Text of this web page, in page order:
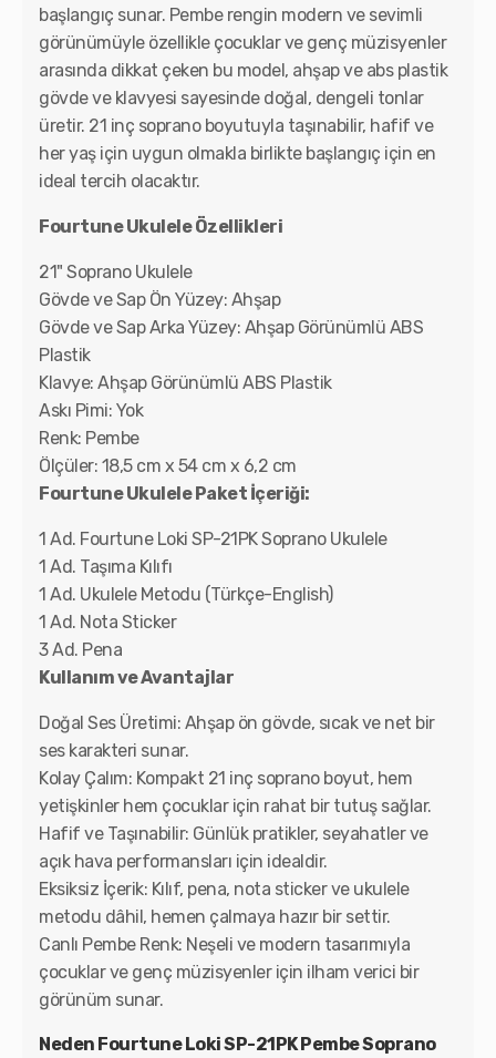
başlangıç sunar. Pembe rengin modern ve sevimli
görünümüyle özellikle çocuklar ve genç müzisyenler
arasında dikkat çeken bu model, ahşap ve abs plastik
gövde ve klavyesi sayesinde doğal, dengeli tonlar
üretir. 21 inç soprano boyutuyla taşınabilir, hafif ve
her yaş için uygun olmakla birlikte başlangıç için en
ideal tercih olacaktır.
Fourtune Ukulele Özellikleri
21" Soprano Ukulele
Gövde ve Sap Ön Yüzey: Ahşap
Gövde ve Sap Arka Yüzey: Ahşap Görünümlü ABS
Plastik
Klavye: Ahşap Görünümlü ABS Plastik
Askı Pimi: Yok
Renk: Pembe
Ölçüler: 18,5 cm x 54 cm x 6,2 cm
Fourtune Ukulele Paket İçeriği:
1 Ad. Fourtune Loki SP-21PK Soprano Ukulele
1 Ad. Taşıma Kılıfı
1 Ad. Ukulele Metodu (Türkçe-English)
1 Ad. Nota Sticker
3 Ad. Pena
Kullanım ve Avantajlar
Doğal Ses Üretimi: Ahşap ön gövde, sıcak ve net bir
ses karakteri sunar.
Kolay Çalım: Kompakt 21 inç soprano boyut, hem
yetişkinler hem çocuklar için rahat bir tutuş sağlar.
Hafif ve Taşınabilir: Günlük pratikler, seyahatler ve
açık hava performansları için idealdir.
Eksiksiz İçerik: Kılıf, pena, nota sticker ve ukulele
metodu dâhil, hemen çalmaya hazır bir settir.
Canlı Pembe Renk: Neşeli ve modern tasarımıyla
çocuklar ve genç müzisyenler için ilham verici bir
görünüm sunar.
Neden Fourtune Loki SP-21PK Pembe Soprano